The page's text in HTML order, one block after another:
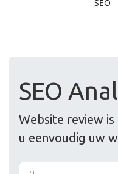
SEO
Website review
u eenvoudig uw